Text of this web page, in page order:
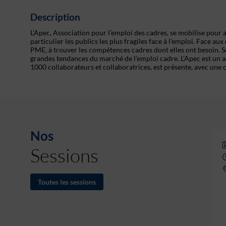
Description
L’Apec, Association pour l’emploi des cadres, se mobilise pour
particulier les publics les plus fragiles face à l’emploi. Face
PME, à trouver les compétences cadres dont elles ont besoin.
grandes tendances du marché de l’emploi cadre. L’Apec est
1000 collaborateurs et collaboratrices, est présente, avec
Nos
Sessions
Toutes les sessions